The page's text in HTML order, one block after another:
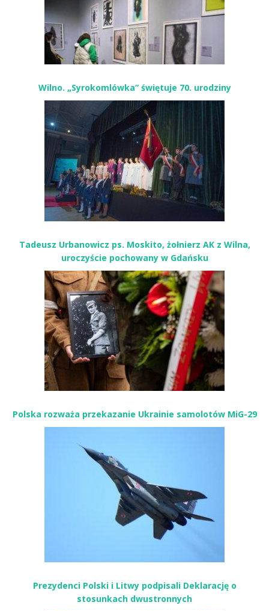
Wilno. „Syrokomlówka” świętuje 70. urodziny
Tadeusz Urbanowicz ps. Moskito, żołnierz AK z Wilna,
uroczyście pochowany w Gdańsku
Polska rozważa przekazanie Ukrainie samolotów MiG-29
Prezydenci Polski i Litwy podpisali Deklarację o
stosunkach dwustronnych